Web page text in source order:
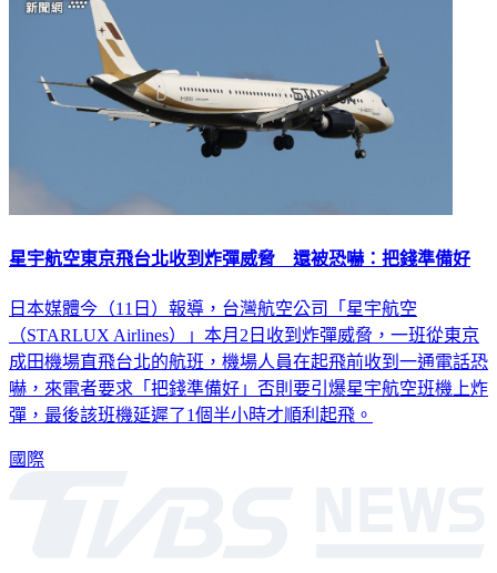
星宇航空東京飛台北收到炸彈威脅 還被恐嚇：把錢準備好
日本媒體今（11日）報導，台灣航空公司「星宇航空
（STARLUX Airlines）」本月2日收到炸彈威脅，一班從東京
成田機場直飛台北的航班，機場人員在起飛前收到一通電話恐
嚇，來電者要求「把錢準備好」否則要引爆星宇航空班機上炸
彈，最後該班機延遲了1個半小時才順利起飛。
國際